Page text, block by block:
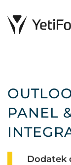
PANEL
Dodatek